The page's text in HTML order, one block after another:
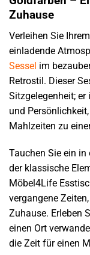
Zuhause
Verleihen Sie
einladende
Sessel im
Retrostil. Dieser
Sitzgelegenheit;
und
Mahlzeiten zu
Tauchen Sie ein in
der klassische
Möbel4Life
vergangene
Zuhause. Erleben
einen Ort
die Zeit für einen